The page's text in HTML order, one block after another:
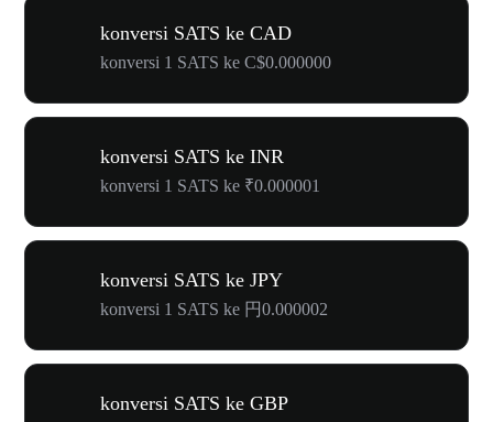
konversi SATS ke CAD
konversi 1 SATS ke C$0.000000
konversi SATS ke INR
konversi 1 SATS ke ₹0.000001
konversi SATS ke JPY
konversi 1 SATS ke 円0.000002
konversi SATS ke GBP